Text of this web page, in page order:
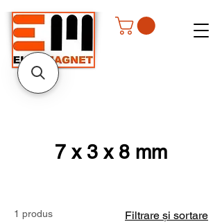
7 x 3 x 8 mm
1 produs Filtrare și sortare